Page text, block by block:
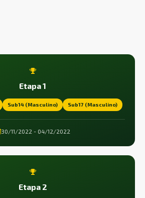
Etapa 1
Sub14 (Masculino) Sub17 (Masculino)
30/11/2022 - 04/12/2022
Etapa 2